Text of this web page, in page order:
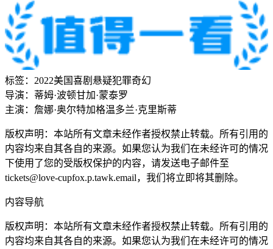
标签： 2022美国喜剧 悬疑犯罪奇幻
导演： 蒂姆·波顿甘加·蒙泰罗
主演： 詹娜·奥尔特加格温多兰·克里斯蒂
版权声明：本站所有文章未经作者授权禁止转载。所有引用的
内容均来自其各自的来源。如果您认为我们在未经许可的情况
下使用了您的受版权保护的内容，请发送电子邮件至
tickets@love-cupfox.p.tawk.email，我们将立即将其删除。
内容导航
版权声明：本站所有文章未经作者授权禁止转载。所有引用的
内容均来自其各自的来源。如果您认为我们在未经许可的情况